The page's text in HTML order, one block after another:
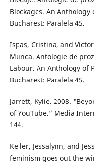
Blockages. An
Bucharest: Paralela 45.
Ispas, Cristina, and
Munca. Antologie de
Labour. An Anthology of
Bucharest: Paralela 45.
Jarrett, Kylie. 2008.
of YouTube.” Media
144.
Keller, Jessalynn, and
feminism goes out the